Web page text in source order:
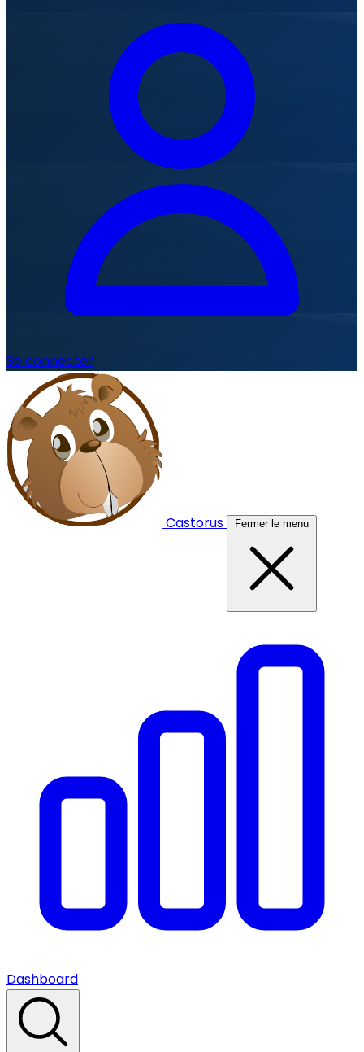
Se connecter
Castorus Fermer le menu
Dashboard